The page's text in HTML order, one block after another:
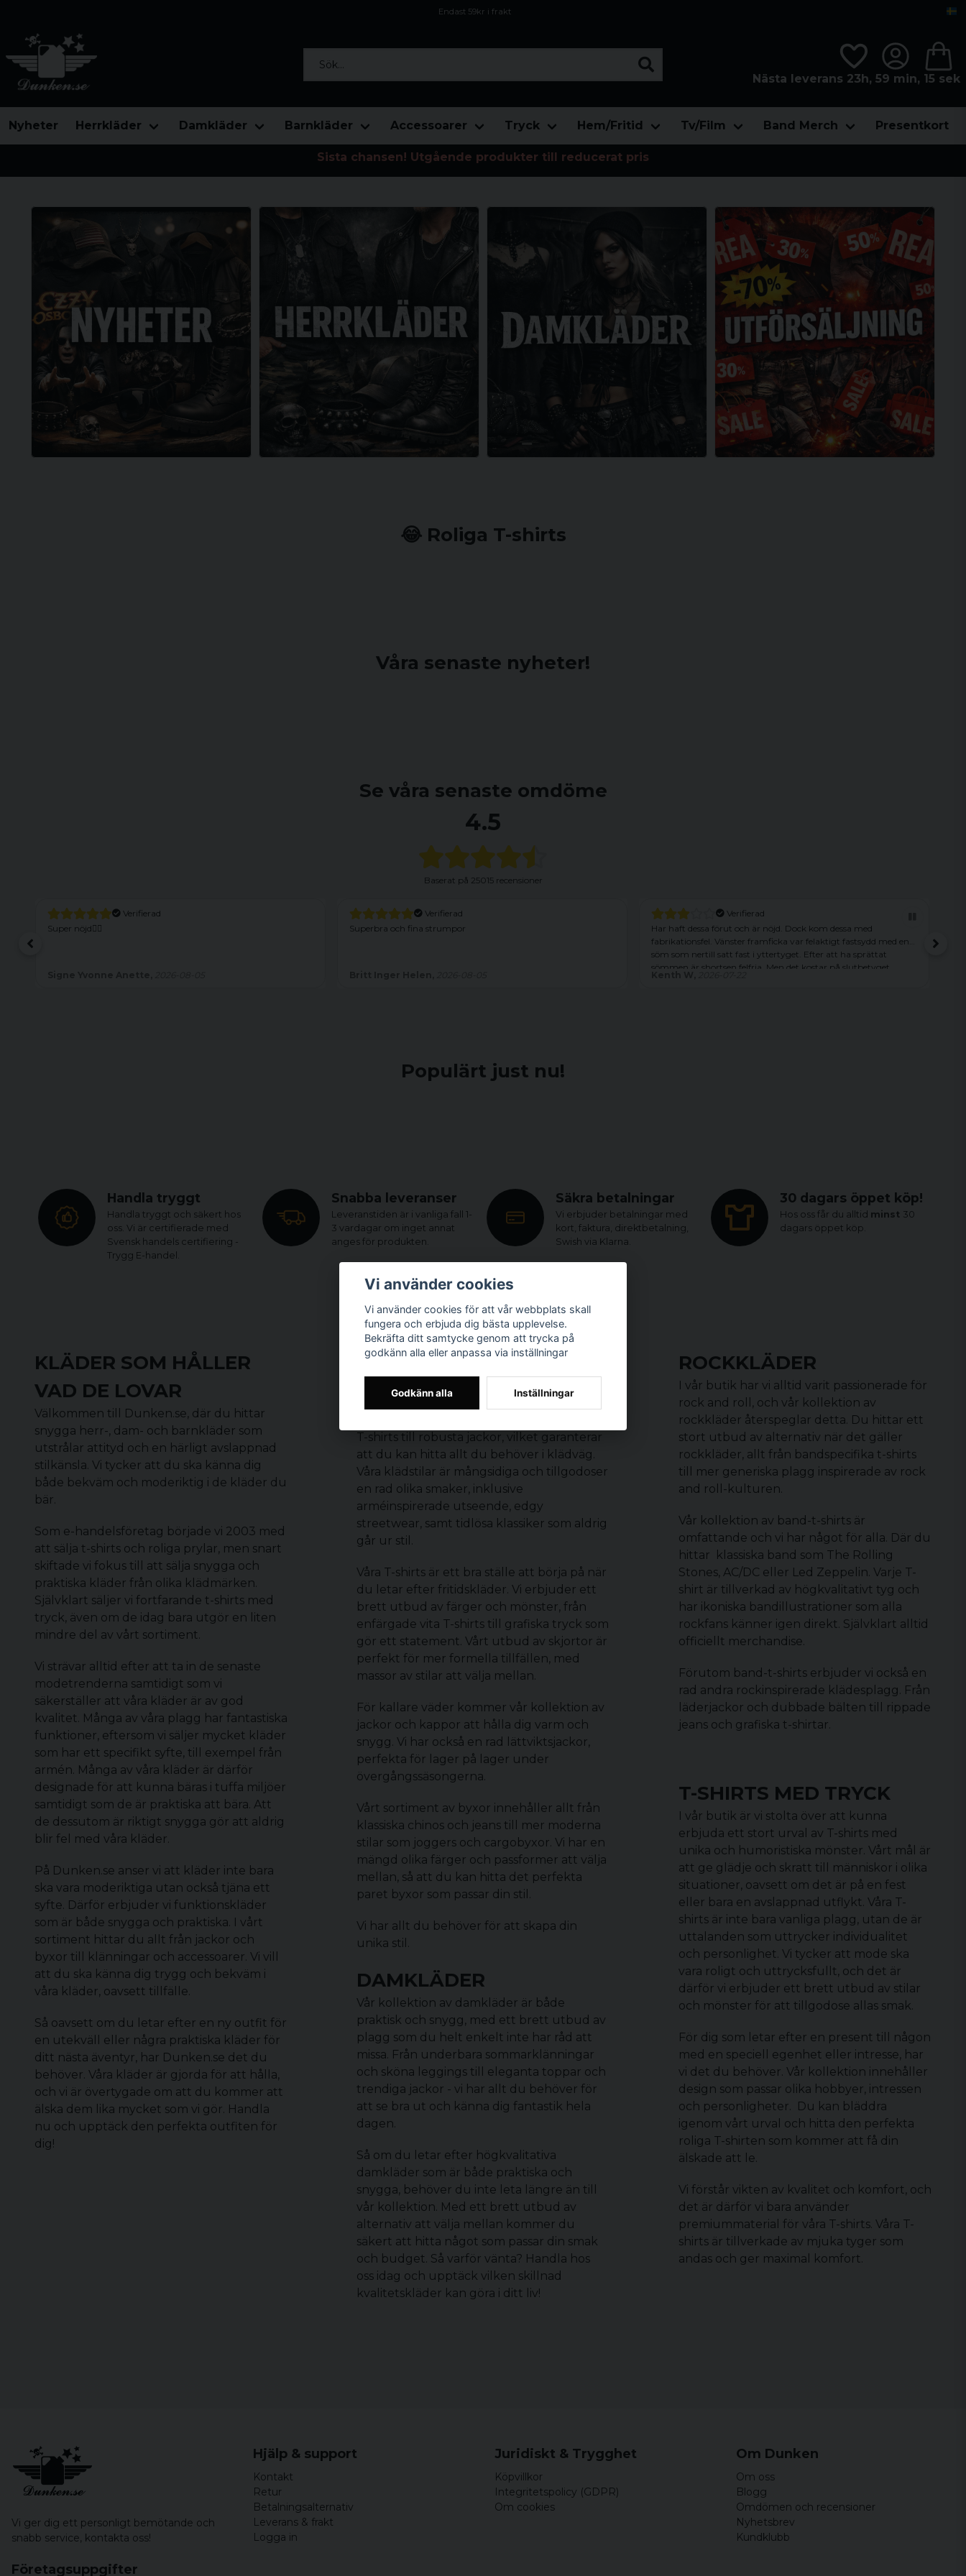
Endast 59kr i frakt
Nästa leverans 23h, 59 min, 13 sek
Nyheter Herrkläder Damkläder Barnkläder Accessoarer Tryck Hem/Fritid Tv/Film Band Merch Presentkort
Sista chansen! Utgående produkter till reducerat pris
😂 Roliga T-shirts
Våra senaste nyheter!
Se våra senaste omdöme
4.5
Baserat på 25015 recensioner
Verifierad
Super nöjd👍🏻
Verifierad
Superbra och fina strumpor
Verifierad
Har haft dessa förut och är nöjd. Dock kom dessa med
fabrikationsfel. Vänster framficka var felaktigt fastsydd med en
söm som nertill satt fast i yttertyget. Efter att ha sprättat
sömmen är shortsen felfria. Men det kostar på slutbetyget.
Populärt just nu!
Handla tryggt
Handla tryggt och säkert hos
oss. Vi är certifierade med
Svensk handels certifiering -
Trygg E-handel.
Snabba leveranser
Leveranstiden är i vanliga fall 1-
3 vardagar om inget annat
anges för produkten.
Säkra betalningar
Vi erbjuder betalningar med
kort, faktura, direktbetalning,
Swish via Klarna.
30 dagars öppet köp!
Hos oss får du alltid minst 30
dagars öppet köp.
KLÄDER SOM HÅLLER
VAD DE LOVAR
Välkommen till Dunken.se, där du hittar
snygga herr-, dam- och barnkläder som
utstrålar attityd och en härligt avslappnad
stilkänsla. Vi tycker att du ska känna dig
både bekväm och moderiktig i de kläder du
bär.
Som e-handelsföretag började vi 2003 med
att sälja t-shirts och roliga prylar, men snart
skiftade vi fokus till att sälja snygga och
praktiska kläder från olika klädmärken.
Självklart säljer vi fortfarande t-shirts med
tryck, även om de idag bara utgör en liten
mindre del av vårt sortiment.
Vi strävar alltid efter att ta in de senaste
modetrenderna samtidigt som vi
säkerställer att våra kläder är av god
kvalitet. Många av våra plagg har fantastiska
funktioner, eftersom vi säljer mycket kläder
som har ett specifikt syfte, till exempel från
armén. Många av våra kläder är därför
designade för att kunna bäras i tuffa miljöer
samtidigt som de är praktiska att bära. Att
de dessutom är riktigt snygga gör att aldrig
blir fel med våra kläder.
På Dunken.se anser vi att kläder inte bara
ska vara moderiktiga utan också tjäna ett
syfte. Därför erbjuder vi funktionskläder
som är både snygga och praktiska. I vårt
sortiment hittar du allt från jackor och
byxor till klänningar och accessoarer. Vi vill
att du ska känna dig trygg och bekväm i
våra kläder, oavsett tillfälle.
Så oavsett om du letar efter en ny outfit för
en utekväll eller några praktiska kläder för
ditt nästa äventyr, har Dunken.se det du
behöver. Våra kläder är gjorda för att hålla,
och vi är övertygade om att du kommer att
älska dem lika mycket som vi gör. Handla
nu och upptäck den perfekta outfiten för
dig!
HERRKLÄDER
På Dunken är vi stolta över vårt
omfattande utbud av herrkläder. Vår
T-shirts till robusta jackor, vilket garanterar
att du kan hitta allt du behöver i klädväg.
Våra klädstilar är mångsidiga och tillgodoser
en rad olika smaker, inklusive
arméinspirerade utseende, edgy
streetwear, samt tidlösa klassiker som aldrig
går ur stil.
Våra T-shirts är ett bra ställe att börja på när
du letar efter fritidskläder. Vi erbjuder ett
brett utbud av färger och mönster, från
enfärgade vita T-shirts till grafiska tryck som
gör ett statement. Vårt utbud av skjortor är
perfekt för mer formella tillfällen, med
massor av stilar att välja mellan.
För kallare väder kommer vår kollektion av
jackor och kappor att hålla dig varm och
snygg. Vi har också en rad lättviktsjackor,
perfekta för lager på lager under
övergångssäsongerna.
Vårt sortiment av byxor innehåller allt från
klassiska chinos och jeans till mer moderna
stilar som joggers och cargobyxor. Vi har en
mängd olika färger och passformer att välja
mellan, så att du kan hitta det perfekta
paret byxor som passar din stil.
Vi har allt du behöver för att skapa din
unika stil.
DAMKLÄDER
Vår kollektion av damkläder är både
praktisk och snygg, med ett brett utbud av
plagg som du helt enkelt inte har råd att
missa. Från underbara sommarklänningar
och sköna leggings till eleganta toppar och
trendiga jackor - vi har allt du behöver för
att se bra ut och känna dig fantastik hela
dagen.
Så om du letar efter högkvalitativa
damkläder som är både praktiska och
snygga, behöver du inte leta längre än till
vår kollektion. Med ett brett utbud av
alternativ att välja mellan kommer du
säkert att hitta något som passar din smak
och budget. Så varför vänta? Handla hos
oss idag och upptäck vilken skillnad
kvalitetskläder kan göra i ditt liv!
ROCKKLÄDER
I vår butik har vi alltid varit passionerade för
rock and roll, och vår kollektion av
rockkläder återspeglar detta. Du hittar ett
stort utbud av alternativ när det gäller
rockkläder, allt från bandspecifika t-shirts
till mer generiska plagg inspirerade av rock
and roll-kulturen.
Vår kollektion av band-t-shirts är
omfattande och vi har något för alla. Där du
hittar klassiska band som The Rolling
Stones, AC/DC eller Led Zeppelin. Varje T-
shirt är tillverkad av högkvalitativt tyg och
har ikoniska bandillustrationer som alla
rockfans känner igen direkt. Självklart alltid
officiellt merchandise.
Förutom band-t-shirts erbjuder vi också en
rad andra rockinspirerade klädesplagg. Från
läderjackor och dubbade bälten till rippade
jeans och grafiska t-shirtar.
T-SHIRTS MED TRYCK
I vår butik är vi stolta över att kunna
erbjuda ett stort urval av T-shirts med
unika och humoristiska mönster. Vårt mål är
att ge glädje och skratt till människor i olika
situationer, oavsett om det är på en fest
eller bara en avslappnad utflykt. Våra T-
shirts är inte bara vanliga plagg, utan de är
uttalanden som uttrycker individualitet
och personlighet. Vi tycker att mode ska
vara roligt och uttrycksfullt, och det är
därför vi erbjuder ett brett utbud av stilar
och mönster för att tillgodose allas smak.
För dig som letar efter en present till någon
med en speciell egenhet eller intresse, har
vi det du behöver. Vår kollektion innehåller
design som passar olika hobbyer, intressen
och personligheter. Du kan bläddra
igenom vårt urval och hitta den perfekta
roliga T-shirten som kommer att få din
älskade att le.
Vi förstår vikten av kvalitet och komfort, och
det är därför vi bara använder
premiummaterial för våra T-shirts. Våra T-
shirts är tillverkade av mjuka tyger som
andas och ger maximal komfort.
Vi ger dig ett personligt bemötande och
snabb service, kontakta oss!
Hjälp & support
Kontakt
Retur
Betalningsalternativ
Leverans & frakt
Logga in
Juridiskt & Trygghet
Köpvillkor
Integritetspolicy (GDPR)
Om cookies
Om Dunken
Om oss
Blogg
Omdömen och recensioner
Nyhetsbrev
Kundklubb
Företagsuppgifter
Vi använder cookies
Vi använder cookies för att vår webbplats skall
fungera och erbjuda dig bästa upplevelse.
Bekräfta ditt samtycke genom att trycka på
godkänn alla eller anpassa via inställningar
Godkänn alla Inställningar